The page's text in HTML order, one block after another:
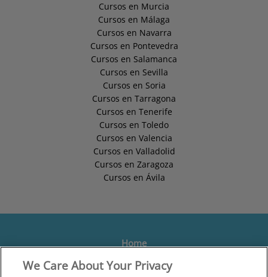
Cursos en Murcia
Cursos en Málaga
Cursos en Navarra
Cursos en Pontevedra
Cursos en Salamanca
Cursos en Sevilla
Cursos en Soria
Cursos en Tarragona
Cursos en Tenerife
Cursos en Toledo
Cursos en Valencia
Cursos en Valladolid
Cursos en Zaragoza
Cursos en Ávila
Home
Formación
We Care About Your Privacy